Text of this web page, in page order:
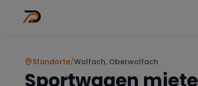
Standorte/Wolfach, Oberwolfach
Sportwagen